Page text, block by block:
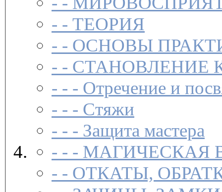
- - ТЕОРИЯ
- - ОСНОВЫ
- - СТАНОВЛЕНИЕ
- - - Отречение и
- - - Стяжи
- - - Защита мастера
- - - МАГИЧЕСКАЯ
- - ОТКАТЫ,